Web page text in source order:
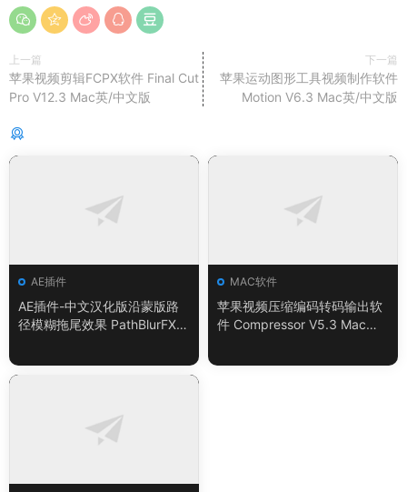
上一篇
苹果视频剪辑FCPX软件 Final Cut
Pro V12.3 Mac英/中文版
下一篇
苹果运动图形工具视频制作软件
Motion V6.3 Mac英/中文版
AE插件
AE插件-中文汉化版沿蒙版路
径模糊拖尾效果 PathBlurFX 1.
MAC软件
苹果视频压缩编码转码输出软
件 Compressor V5.3 Mac英/